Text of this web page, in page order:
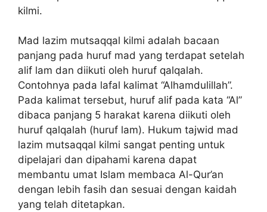
kilmi.
Mad lazim mutsaqqal kilmi adalah bacaan
panjang pada huruf mad yang terdapat setelah
alif lam dan diikuti oleh huruf qalqalah.
Contohnya pada lafal kalimat “Alhamdulillah”.
Pada kalimat tersebut, huruf alif pada kata “Al”
dibaca panjang 5 harakat karena diikuti oleh
huruf qalqalah (huruf lam). Hukum tajwid mad
lazim mutsaqqal kilmi sangat penting untuk
dipelajari dan dipahami karena dapat
membantu umat Islam membaca Al-Qur’an
dengan lebih fasih dan sesuai dengan kaidah
yang telah ditetapkan.